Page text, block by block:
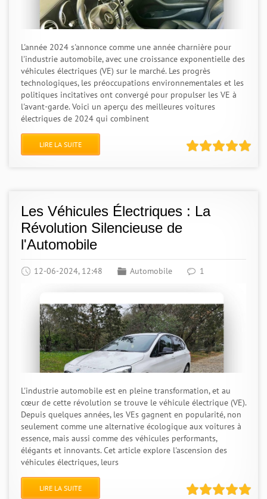
L'année 2024 s'annonce comme une année charnière pour
l'industrie automobile, avec une croissance exponentielle des
véhicules électriques (VE) sur le marché. Les progrès
technologiques, les préoccupations environnementales et les
politiques incitatives ont convergé pour propulser les VE à
l'avant-garde. Voici un aperçu des meilleures voitures
électriques de 2024 qui combinent
LIRE LA SUITE
Les Véhicules Électriques : La
Révolution Silencieuse de
l'Automobile
12-06-2024, 12:48 Automobile 1
L'industrie automobile est en pleine transformation, et au
cœur de cette révolution se trouve le véhicule électrique (VE).
Depuis quelques années, les VEs gagnent en popularité, non
seulement comme une alternative écologique aux voitures à
essence, mais aussi comme des véhicules performants,
élégants et innovants. Cet article explore l'ascension des
véhicules électriques, leurs
LIRE LA SUITE